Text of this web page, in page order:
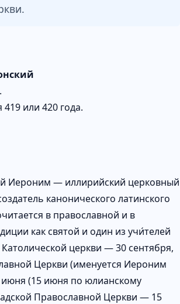
или 420 года.
Иероним — иллирийский церковный
канонического латинского
в православной и в
как святой и один из учи́телей
церкви — 30 сентября,
Церкви (именуется Иероним
(15 июня по юлианскому
Православной Церкви — 15